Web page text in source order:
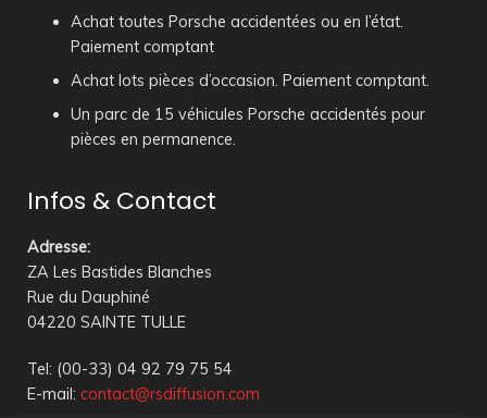
Achat toutes Porsche accidentées ou en l’état.
Paiement comptant
Achat lots pièces d’occasion. Paiement comptant.
Un parc de 15 véhicules Porsche accidentés pour
pièces en permanence.
Infos & Contact
Adresse:
ZA Les Bastides Blanches
Rue du Dauphiné
04220 SAINTE TULLE
Tel: (00-33) 04 92 79 75 54
E-mail: contact@rsdiffusion.com